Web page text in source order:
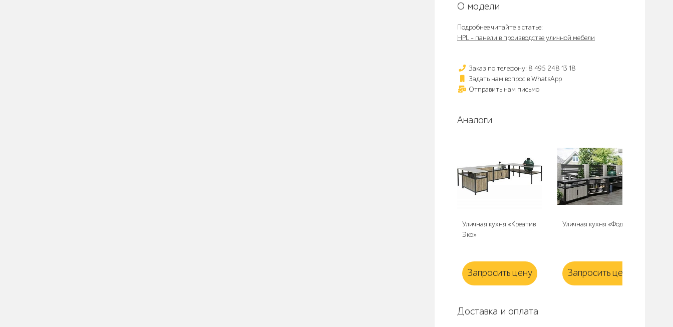
О модели
Подробнее читайте в статье:
HPL - панели в производстве уличной мебели
Заказ по телефону: 8 495 248 13 18
Задать нам вопрос в WhatsApp
Отправить нам письмо
Аналоги
Уличная кухня «Креатив
Эко»
Запросить цену
Уличная кухня «Фоджа»
Запросить цену
Доставка и оплата